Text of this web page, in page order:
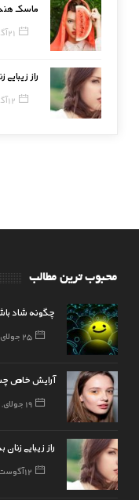
ماسک
21 آگوست, 2017
راز
12 آگوست, 2017
محبوب ترین مطالب
چگونه شاد
25 جولای, 2017
آرایش خاص
19 جولای, 2016
راز زیبایی
12 آگوست, 2017